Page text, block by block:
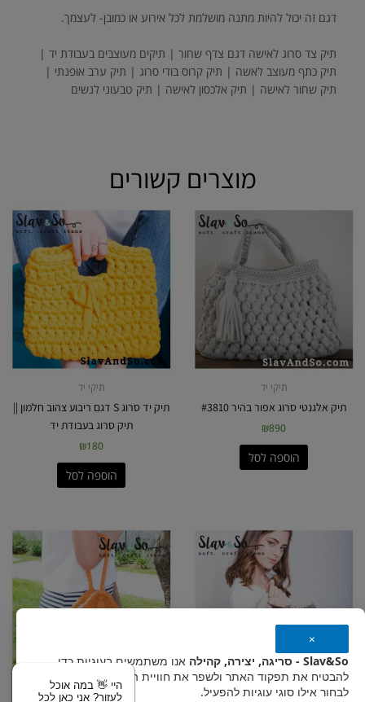
דגם זה יכול להיות מתנה מושלמת לכל אירוע או כמובן- לעצמך.
תיק צד סרוג לאישה דגם צדף שחור | תיקים מעוצבים בעבודת יד |
תיק כתף מעוצב לאשה | תיק קרוס בודי סרוג | תיק ערב אופנתי |
תיק שחור לאישה | תיק אלכסון לאישה | תיק טבעוני לנשים
מוצרים קשורים
תיקי יד
תיק אלגנטי סרוג אפור בהיר #3810
₪890
הוספה לסל
תיקי יד
תיק יד סרוג S דגם ריבוע צהוב חלמון ||
תיק סרוג בעבודת יד
₪180
הוספה לסל
×
Slav&So - סריגה, יצירה, קהילה
אנו משתמשים בעוגיות כדי
להבטיח את תפקוד האתר ולשפר את חוויית המשתמש. אפשר
לבחור אילו סוגי עוגיות להפעיל.
היי 👋 במה אוכל
לעזור? אני כאן לכל